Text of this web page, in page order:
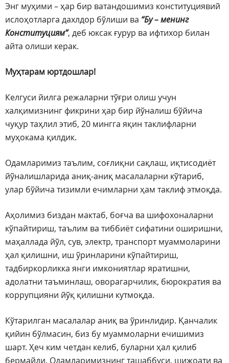
Энг муҳими – ҳар бир ватандошимиз конституциявий
ислоҳотларга дахлдор бўлиши ва “Бу – менинг
Конституциям”, деб юксак ғурур ва ифтихор билан
айта олиши керак.
Муҳтарам юртдошлар!
Келгуси йилга режаларни тўғри олиш учун
халқимизнинг фикрини ҳар бир йўналиш бўйича
чуқур таҳлил этиб, 20 мингга яқин таклифларни
муҳокама қилдик.
Одамларимиз таълим, соғлиқни сақлаш, иқтисодиёт
йўналишларида аниқ-аниқ масалаларни кўтариб,
улар бўйича тизимли ечимларни ҳам таклиф этмоқда.
Аҳолимиз биздан мактаб, боғча ва шифохоналарни
кўпайтириш, таълим ва тиббиёт сифатини оширишни,
маҳаллада йўл, сув, электр, транспорт муаммоларини
ҳал қилишни, иш ўринларини кўпайтириш,
тадбиркорликка янги имкониятлар яратишни,
адолатни таъминлаш, оворагарчилик, бюрократия ва
коррупцияни йўқ қилишни кутмоқда.
Кўтарилган масалалар аниқ ва ўринлидир. Қанчалик
қийин бўлмасин, биз бу муаммоларни ечишимиз
шарт. Ҳеч ким четдан келиб, буларни ҳал қилиб
бермайди. Одамларимизнинг ташаббуси, шижоати ва